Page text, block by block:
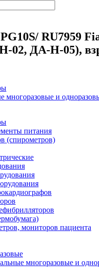
RU7959
ДА-Н-05),
многоразовые и
питания
(спирометров)
мониторов пациента
многоразовые и